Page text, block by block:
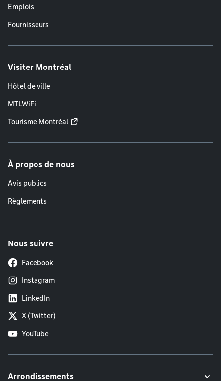
Emplois
Fournisseurs
Visiter Montréal
Hôtel de ville
MTLWiFi
Tourisme Montréal
À propos de nous
Avis publics
Règlements
Nous suivre
Facebook
Instagram
LinkedIn
X (Twitter)
YouTube
Arrondissements